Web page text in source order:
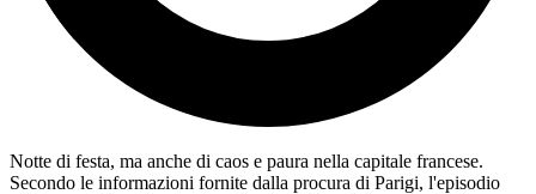
Notte di festa, ma anche di caos e paura nella capitale francese.
Secondo le informazioni fornite dalla procura di Parigi, l'episodio